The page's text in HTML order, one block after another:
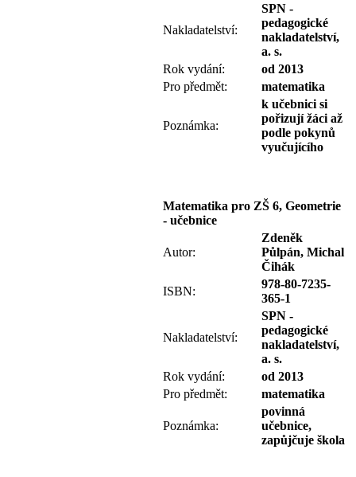
Nakladatelství:
SPN -
pedagogické
nakladatelství,
a. s.
Rok vydání:
od 2013
Pro předmět:
matematika
Poznámka:
k učebnici si
pořizují žáci až
podle pokynů
vyučujícího
Matematika pro ZŠ 6, Geometrie
- učebnice
Autor:
Zdeněk
Půlpán, Michal
Čihák
ISBN:
978-80-7235-
365-1
Nakladatelství:
SPN -
pedagogické
nakladatelství,
a. s.
Rok vydání:
od 2013
Pro předmět:
matematika
Poznámka:
povinná
učebnice,
zapůjčuje škola